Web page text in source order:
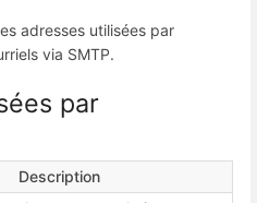
adresses utilisées par
via SMTP.
par
Description